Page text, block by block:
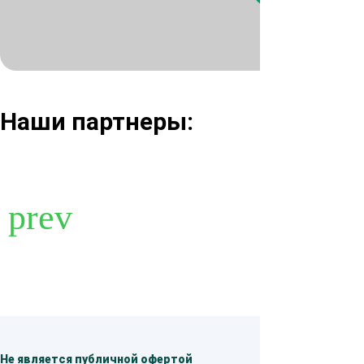
Нажимая
Наши партнеры:
Не является публичной офертой